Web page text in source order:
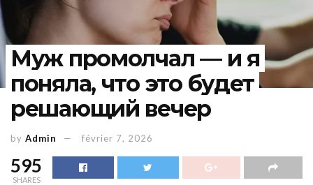
Муж промолчал — и я
поняла, что это будет
решающий вечер
by Admin février 7, 2026
595
SHARES